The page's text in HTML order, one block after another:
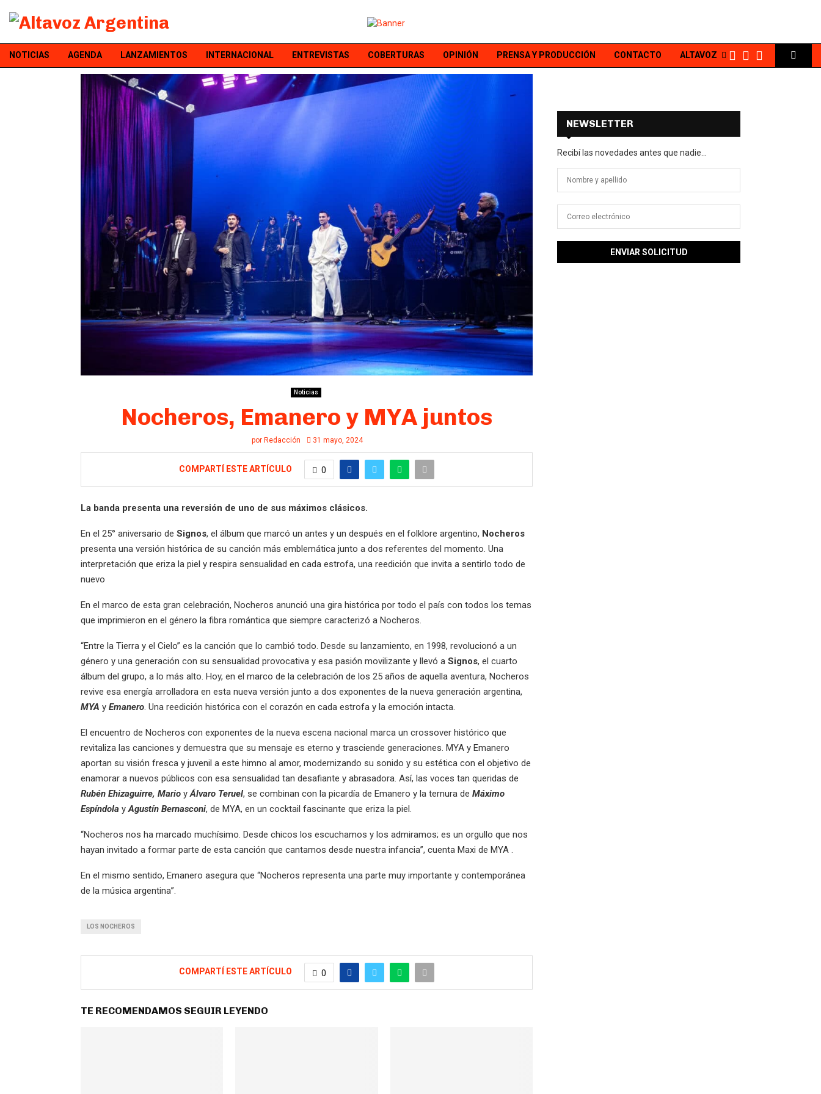
NOTICIAS AGENDA LANZAMIENTOS INTERNACIONAL ENTREVISTAS COBERTURAS OPINIÓN PRENSA Y PRODUCCIÓN CONTACTO ALTAVOZ
Noticias
Nocheros, Emanero y MYA juntos
por Redacción 31 mayo, 2024
COMPARTÍ ESTE ARTÍCULO 0
La banda presenta una reversión de uno de sus máximos clásicos.
En el 25° aniversario de Signos, el álbum que marcó un antes y un después en el folklore argentino, Nocheros
presenta una versión histórica de su canción más emblemática junto a dos referentes del momento. Una
interpretación que eriza la piel y respira sensualidad en cada estrofa, una reedición que invita a sentirlo todo de
nuevo
En el marco de esta gran celebración, Nocheros anunció una gira histórica por todo el país con todos los temas
que imprimieron en el género la fibra romántica que siempre caracterizó a Nocheros.
“Entre la Tierra y el Cielo” es la canción que lo cambió todo. Desde su lanzamiento, en 1998, revolucionó a un
género y una generación con su sensualidad provocativa y esa pasión movilizante y llevó a Signos, el cuarto
álbum del grupo, a lo más alto. Hoy, en el marco de la celebración de los 25 años de aquella aventura, Nocheros
revive esa energía arrolladora en esta nueva versión junto a dos exponentes de la nueva generación argentina,
MYA y Emanero . Una reedición histórica con el corazón en cada estrofa y la emoción intacta.
El encuentro de Nocheros con exponentes de la nueva escena nacional marca un crossover histórico que
revitaliza las canciones y demuestra que su mensaje es eterno y trasciende generaciones. MYA y Emanero
aportan su visión fresca y juvenil a este himno al amor, modernizando su sonido y su estética con el objetivo de
enamorar a nuevos públicos con esa sensualidad tan desafiante y abrasadora. Así, las voces tan queridas de
Rubén Ehizaguirre, Mario y Álvaro Teruel, se combinan con la picardía de Emanero y la ternura de Máximo
Espíndola y Agustín Bernasconi, de MYA, en un cocktail fascinante que eriza la piel.
“Nocheros nos ha marcado muchísimo. Desde chicos los escuchamos y los admiramos; es un orgullo que nos
hayan invitado a formar parte de esta canción que cantamos desde nuestra infancia”, cuenta Maxi de MYA .
En el mismo sentido, Emanero asegura que “Nocheros representa una parte muy importante y contemporánea
de la música argentina”.
LOS NOCHEROS
COMPARTÍ ESTE ARTÍCULO 0
TE RECOMENDAMOS SEGUIR LEYENDO
NEWSLETTER
Recibí las novedades antes que nadie...